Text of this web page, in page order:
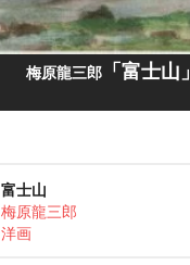
梅原龍三郎 「富士山」
富士山
梅原龍三郎
洋画